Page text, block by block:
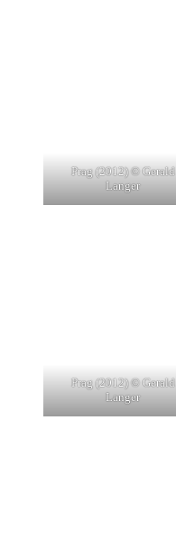
Prag (2012) © Gerald
Langer
Prag (2012) © Gerald
Langer